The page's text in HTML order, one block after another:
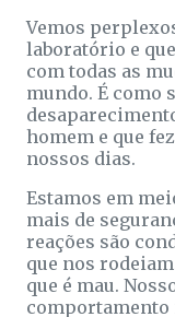
Vemos
laboratório e
com todas as
mundo. É como
homem e que
nossos dias.
Estamos em
mais de
reações são
que nos
que é mau.
comportamento